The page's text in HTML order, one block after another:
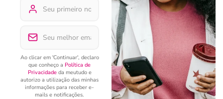
Ao clicar em 'Continuar', declaro
que conheço a Política de
Privacidadeda meutudo e
autorizo a utilização das minhas
informações para receber e-
mails e notificações.